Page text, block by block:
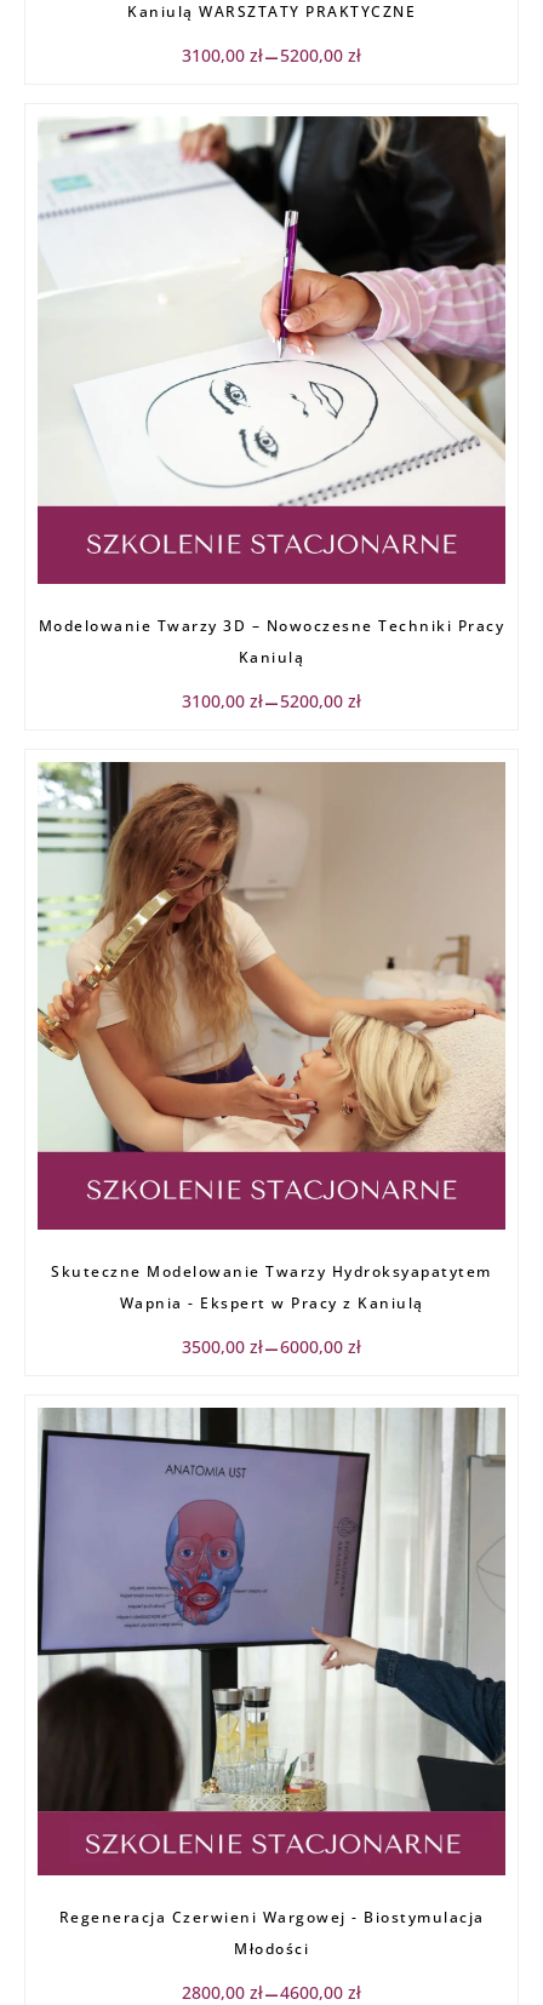
Kaniulą WARSZTATY PRAKTYCZNE
3100,00 zł–5200,00 zł
od
do
Modelowanie Twarzy 3D – Nowoczesne Techniki Pracy
Kaniulą
3100,00 zł–5200,00 zł
cen:
do
Skuteczne Modelowanie Twarzy Hydroksyapatytem
Wapnia - Ekspert w Pracy z Kaniulą
3500,00 zł–6000,00 zł
cen:
od
do
Regeneracja Czerwieni Wargowej - Biostymulacja
Młodości
2800,00 zł–4600,00 zł
cen:
do